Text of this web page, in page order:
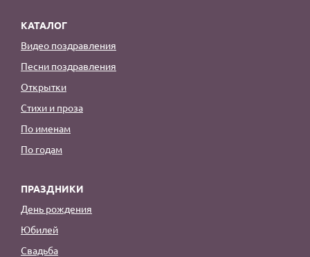
КАТАЛОГ
Видео поздравления
Песни поздравления
Открытки
Стихи и проза
По именам
По годам
ПРАЗДНИКИ
День рождения
Юбилей
Свадьба